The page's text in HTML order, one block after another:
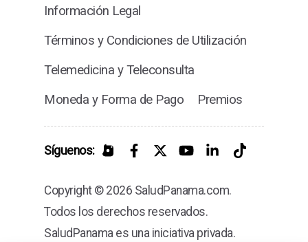
Información Legal
Términos y Condiciones de Utilización
Telemedicina y Teleconsulta
Moneda y Forma de Pago
Premios
Síguenos:
Copyright © 2026 SaludPanama.com.
Todos los derechos reservados.
SaludPanama es una iniciativa privada.